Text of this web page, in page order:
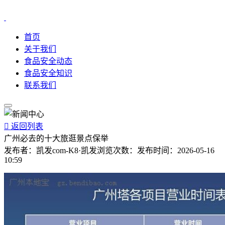
首页
关于我们
食品安全动态
食品安全知识
联系我们
 返回列表
广州必去的十大旅逛景点保举
发布者： 凯发com-K8·凯发浏览次数： 发布时间： 2026-05-16
10:59